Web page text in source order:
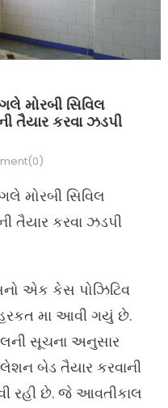
મોરબી સિવિલ
તૈયાર કરવા ઝડપી
મોરબી સિવિલ
તૈયાર કરવા ઝડપી
એક કેસ પોઝિટિવ
મા આવી ગયું છે.
સૂચના અનુસાર
બેડ તૈયાર કરવાની
રહી છે. જે આવતીકાલ